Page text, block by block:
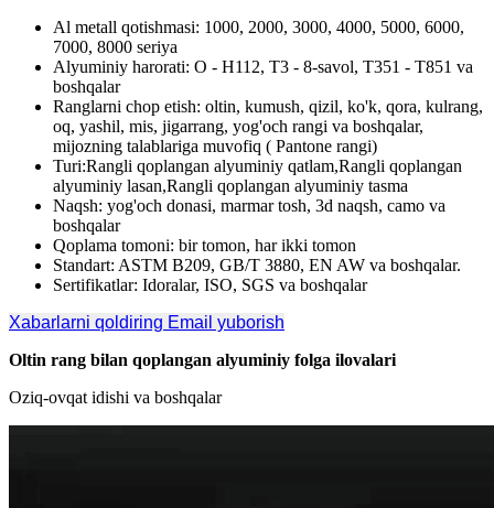
Al metall qotishmasi: 1000, 2000, 3000, 4000, 5000, 6000,
7000, 8000 seriya
Alyuminiy harorati: O - H112, T3 - 8-savol, T351 - T851 va
boshqalar
Ranglarni chop etish: oltin, kumush, qizil, ko'k, qora, kulrang,
oq, yashil, mis, jigarrang, yog'och rangi va boshqalar,
mijozning talablariga muvofiq ( Pantone rangi)
Turi:Rangli qoplangan alyuminiy qatlam,Rangli qoplangan
alyuminiy lasan,Rangli qoplangan alyuminiy tasma
Naqsh: yog'och donasi, marmar tosh, 3d naqsh, camo va
boshqalar
Qoplama tomoni: bir tomon, har ikki tomon
Standart: ASTM B209, GB/T 3880, EN AW va boshqalar.
Sertifikatlar: Idoralar, ISO, SGS va boshqalar
Xabarlarni qoldiring Email yuborish
Oltin rang bilan qoplangan alyuminiy folga ilovalari
Oziq-ovqat idishi va boshqalar